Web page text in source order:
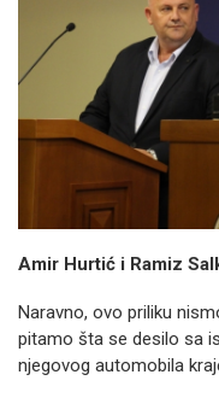
Amir Hurtić i Ramiz
Naravno, ovo priliku
pitamo šta se desilo sa
njegovog automobila